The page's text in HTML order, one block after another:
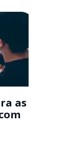
as